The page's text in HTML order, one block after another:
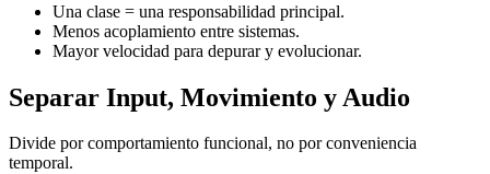
Una clase = una responsabilidad principal.
Menos acoplamiento entre sistemas.
Mayor velocidad para depurar y evolucionar.
Separar Input, Movimiento y Audio
Divide por comportamiento funcional, no por conveniencia
temporal.